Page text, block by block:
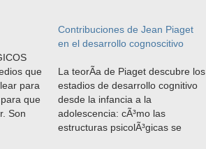
que
para
que
Son
con el
Contribuciones de Jean Piaget
en el desarrollo cognoscitivo
La teorÃ­a de Piaget descubre los
estadios de desarrollo cognitivo
desde la infancia a la
adolescencia: cÃ³mo las
estructuras psicolÃ³gicas se